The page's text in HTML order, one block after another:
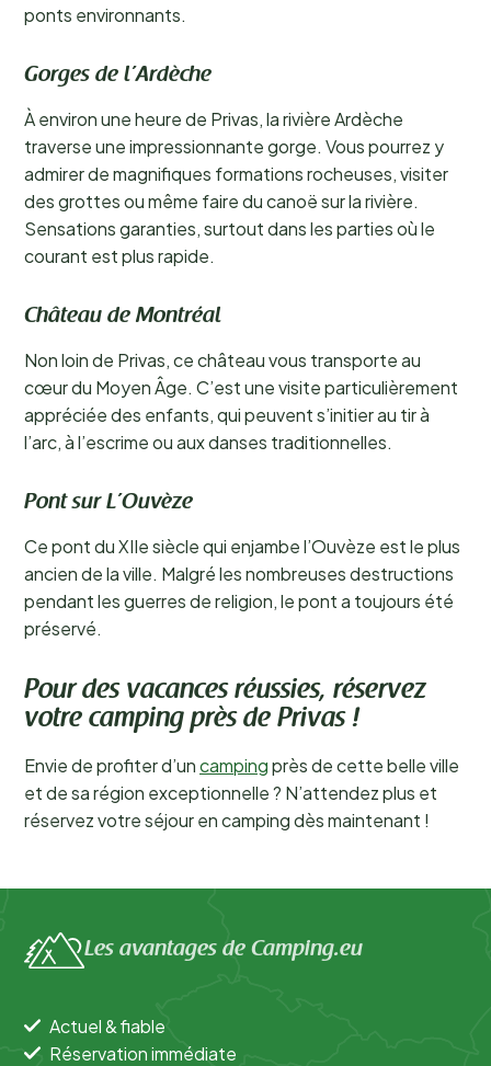
ponts environnants.
Gorges de l’Ardèche
À environ une heure de Privas, la rivière Ardèche
traverse une impressionnante gorge. Vous pourrez y
admirer de magnifiques formations rocheuses, visiter
des grottes ou même faire du canoë sur la rivière.
Sensations garanties, surtout dans les parties où le
courant est plus rapide.
Château de Montréal
Non loin de Privas, ce château vous transporte au
cœur du Moyen Âge. C’est une visite particulièrement
appréciée des enfants, qui peuvent s’initier au tir à
l’arc, à l’escrime ou aux danses traditionnelles.
Pont sur L’Ouvèze
Ce pont du XIIe siècle qui enjambe l’Ouvèze est le plus
ancien de la ville. Malgré les nombreuses destructions
pendant les guerres de religion, le pont a toujours été
préservé.
Pour des vacances réussies, réservez
votre camping près de Privas !
Envie de profiter d’uncampingprès de cette belle ville
et de sa région exceptionnelle ? N’attendez plus et
réservez votre séjour en camping dès maintenant !
Les avantages de Camping.eu
Actuel & fiable
Réservation immédiate